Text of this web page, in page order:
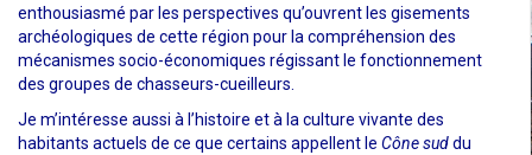
enthousiasmé par les perspectives qu’ouvrent les gisements
archéologiques de cette région pour la compréhension des
mécanismes socio-économiques régissant le fonctionnement
des groupes de chasseurs-cueilleurs.
Je m’intéresse aussi à l’histoire et à la culture vivante des
habitants actuels de ce que certains appellent le Cône suddu